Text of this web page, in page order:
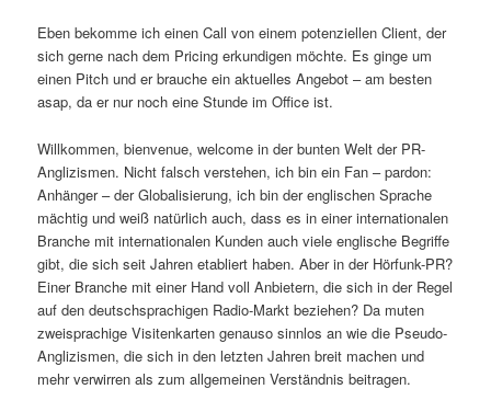
Eben bekomme ich einen Call von einem potenziellen Client, der
sich gerne nach dem Pricing erkundigen möchte. Es ginge um
einen Pitch und er brauche ein aktuelles Angebot – am besten
asap, da er nur noch eine Stunde im Office ist.
Willkommen, bienvenue, welcome in der bunten Welt der PR-
Anglizismen. Nicht falsch verstehen, ich bin ein Fan – pardon:
Anhänger – der Globalisierung, ich bin der englischen Sprache
mächtig und weiß natürlich auch, dass es in einer internationalen
Branche mit internationalen Kunden auch viele englische Begriffe
gibt, die sich seit Jahren etabliert haben. Aber in der Hörfunk-PR?
Einer Branche mit einer Hand voll Anbietern, die sich in der Regel
auf den deutschsprachigen Radio-Markt beziehen? Da muten
zweisprachige Visitenkarten genauso sinnlos an wie die Pseudo-
Anglizismen, die sich in den letzten Jahren breit machen und
mehr verwirren als zum allgemeinen Verständnis beitragen.